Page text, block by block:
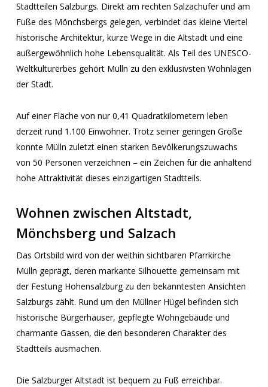
Stadtteilen Salzburgs. Direkt am rechten Salzachufer und am
Fuße des Mönchsbergs gelegen, verbindet das kleine Viertel
historische Architektur, kurze Wege in die Altstadt und eine
außergewöhnlich hohe Lebensqualität. Als Teil des UNESCO-
Weltkulturerbes gehört Mülln zu den exklusivsten Wohnlagen
der Stadt.
Auf einer Fläche von nur 0,41 Quadratkilometern leben
derzeit rund 1.100 Einwohner. Trotz seiner geringen Größe
konnte Mülln zuletzt einen starken Bevölkerungszuwachs
von 50 Personen verzeichnen – ein Zeichen für die anhaltend
hohe Attraktivität dieses einzigartigen Stadtteils.
Wohnen zwischen Altstadt,
Mönchsberg und Salzach
Das Ortsbild wird von der weithin sichtbaren Pfarrkirche
Mülln geprägt, deren markante Silhouette gemeinsam mit
der Festung Hohensalzburg zu den bekanntesten Ansichten
Salzburgs zählt. Rund um den Müllner Hügel befinden sich
historische Bürgerhäuser, gepflegte Wohngebäude und
charmante Gassen, die den besonderen Charakter des
Stadtteils ausmachen.
Die Salzburger Altstadt ist bequem zu Fuß erreichbar.